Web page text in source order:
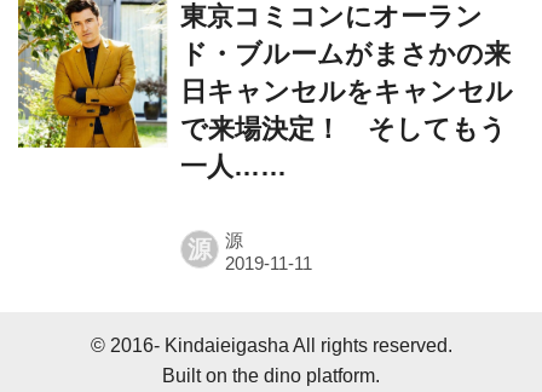
東京コミコンにオーラン
ド・ブルームがまさかの来
日キャンセルをキャンセル
で来場決定！ そしてもう
一人……
源 源
© 2016- Kindaieigasha All rights reserved.
Built on the dino platform.